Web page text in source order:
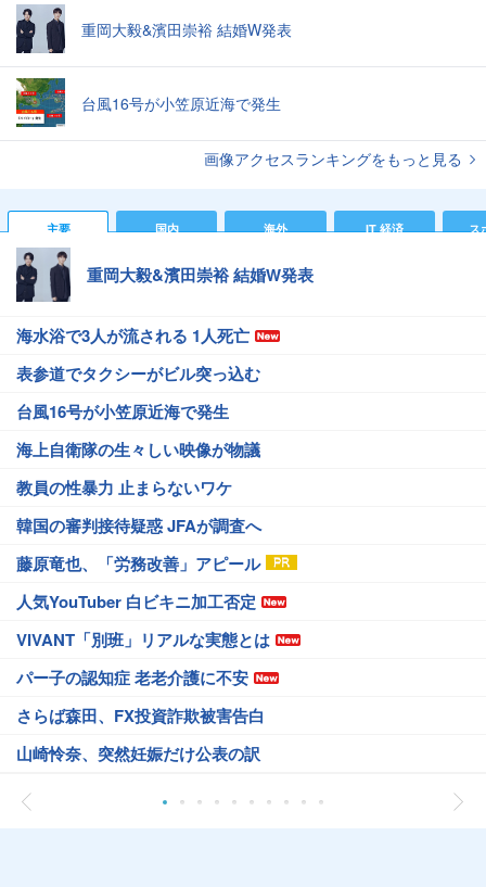
重岡大毅&濱田崇裕 結婚W発表
台風16号が小笠原近海で発生
画像アクセスランキングをもっと見る
主要 国内 海外 IT 経済 ス
重岡大毅&濱田崇裕 結婚W発表
海水浴で3人が流される 1人死亡
表参道でタクシーがビル突っ込む
台風16号が小笠原近海で発生
海上自衛隊の生々しい映像が物議
教員の性暴力 止まらないワケ
韓国の審判接待疑惑 JFAが調査へ
藤原竜也、「労務改善」アピール
人気YouTuber 白ビキニ加工否定
VIVANT「別班」リアルな実態とは
パー子の認知症 老老介護に不安
さらば森田、FX投資詐欺被害告白
山崎怜奈、突然妊娠だけ公表の訳